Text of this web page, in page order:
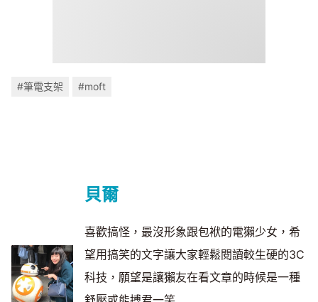
#筆電支架 #moft
貝爾
喜歡搞怪，最沒形象跟包袱的電獺少女，希
望用搞笑的文字讓大家輕鬆閱讀較生硬的3C
科技，願望是讓獺友在看文章的時候是一種